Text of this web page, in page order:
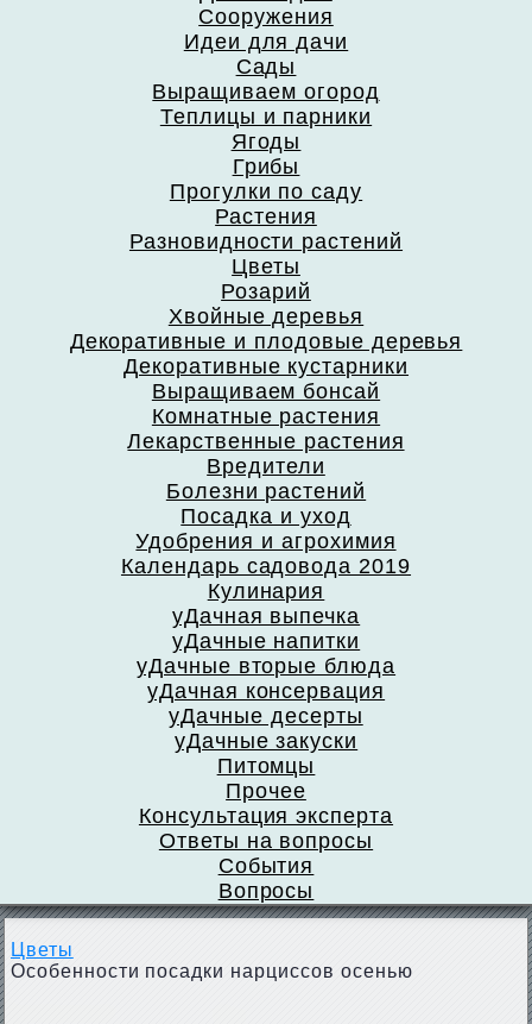
Сооружения
Идеи для дачи
Сады
Выращиваем огород
Теплицы и парники
Ягоды
Грибы
Прогулки по саду
Растения
Разновидности растений
Цветы
Розарий
Хвойные деревья
Декоративные и плодовые деревья
Декоративные кустарники
Выращиваем бонсай
Комнатные растения
Лекарственные растения
Вредители
Болезни растений
Посадка и уход
Удобрения и агрохимия
Календарь садовода 2019
Кулинария
уДачная выпечка
уДачные напитки
уДачные вторые блюда
уДачная консервация
уДачные десерты
уДачные закуски
Питомцы
Прочее
Консультация эксперта
Ответы на вопросы
События
Вопросы
Цветы
Особенности посадки нарциссов осенью